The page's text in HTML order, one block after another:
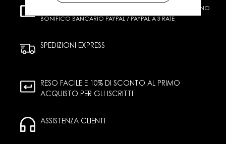
CARTA DI CREDITO CONTRASSEGNO
BONIFICO BANCARIO PAYPAL / PAYPAL A 3 RATE
SPEDIZIONI EXPRESS
RESO FACILE E 10% DI SCONTO AL PRIMO
ACQUISTO PER GLI ISCRITTI
ASSISTENZA CLIENTI